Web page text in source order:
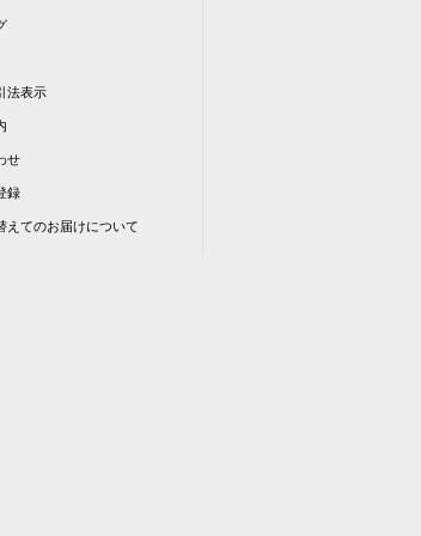
法表示
せ
録
えてのお届けについて